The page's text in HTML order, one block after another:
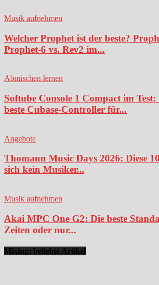
Musik aufnehmen
Welcher Prophet ist der beste?
Prophet-6 vs. Rev2 im...
Abmischen lernen
Softube Console 1 Compact im
beste Cubase-Controller für...
Angebote
Thomann Music Days 2026: Diese
sich kein Musiker...
Musik aufnehmen
Akai MPC One G2: Die beste
Zeiten oder nur...
Mixing: beliebte Artikel